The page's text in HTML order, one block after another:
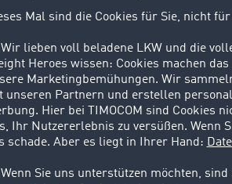
neue Informationssysteme, wie
Leerfahrten zu vermeiden. Gerade
im Straßengütertransport aus!
Leerfahrten nicht nur die Umwelt
auch noch viel Geld. Durch
so von jedem Punkt in Europa aus
füllen.
durch den Einsatz einer Fracht-